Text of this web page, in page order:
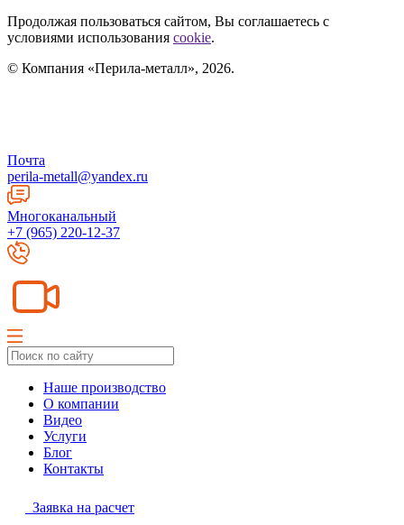
Продолжая пользоваться сайтом, Вы соглашаетесь с
условиями использования cookie.
© Компания «Перила-металл», 2026.
Почта
perila-metall@yandex.ru
Многоканальный
+7 (965) 220-12-37
Наше производство
О компании
Видео
Услуги
Блог
Контакты
Заявка на расчет